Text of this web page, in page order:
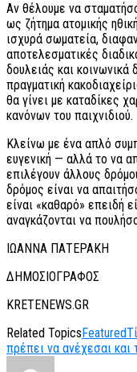
Αν θέλουμε να
ως ζήτημα ατομικής
ισχυρά σωματεία,
αποτελεσματικές
δουλειάς και κοινωνικά
πραγματική
θα γίνει με καταδίκες
κανόνων του παιχνιδιού.
Κλείνω με ένα απλό
ευγενική — αλλά το να
επιλέγουν άλλους
δρόμος είναι να
είναι «καθαρό» επειδή
αναγκάζονται να
ΙΩΑΝΝΑ ΠΑΤΕΡΑΚΗ
ΔΗΜΟΣΙΟΓΡΑΦΟΣ
KRETENEWS.GR
Related Topics Featured
πρέπει να ανέχεσαι και